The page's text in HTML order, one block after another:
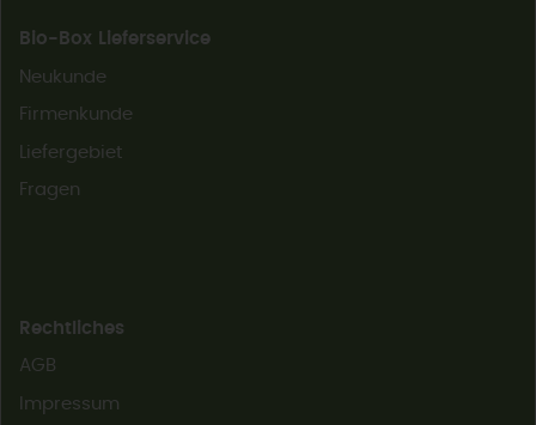
Bio-Box Lieferservice
Neukunde
Firmenkunde
Liefergebiet
Fragen
Rechtliches
AGB
Impressum